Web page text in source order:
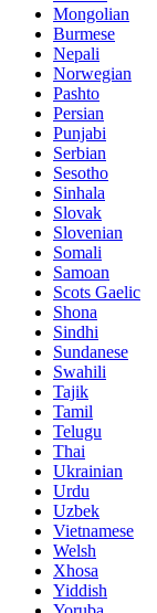
Mongolian
Burmese
Nepali
Norwegian
Pashto
Persian
Punjabi
Serbian
Sesotho
Sinhala
Slovak
Slovenian
Somali
Samoan
Scots Gaelic
Shona
Sindhi
Sundanese
Swahili
Tajik
Tamil
Telugu
Thai
Ukrainian
Urdu
Uzbek
Vietnamese
Welsh
Xhosa
Yiddish